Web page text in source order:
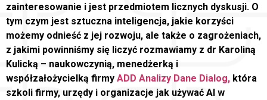
zainteresowanie i jest przedmiotem licznych dyskusji. O
tym czym jest sztuczna inteligencja, jakie korzyści
możemy odnieść z jej rozwoju, ale także o zagrożeniach,
z jakimi powinniśmy się liczyć rozmawiamy z dr Karoliną
Kulicką – naukowczynią, menedżerką i
współzałożycielką firmy ADD Analizy Dane Dialog, która
szkoli firmy, urzędy i organizacje jak używać AI w